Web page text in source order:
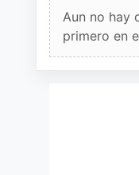
Aun no hay
primero en